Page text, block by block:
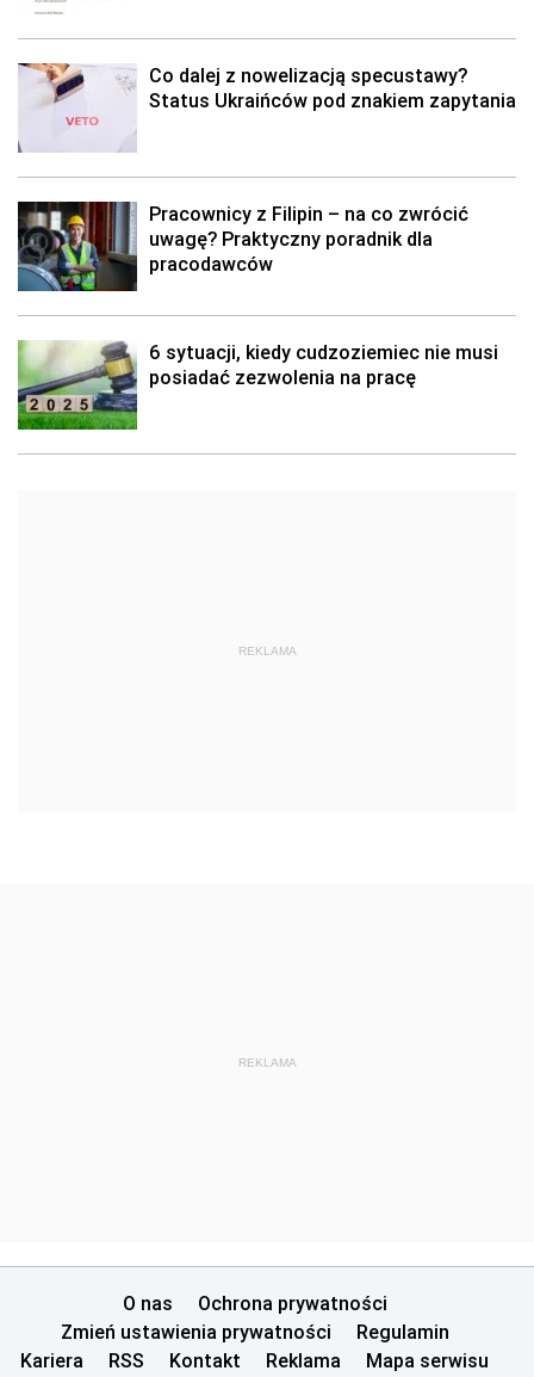
Co dalej z nowelizacją specustawy?
Status Ukraińców pod znakiem zapytania
Pracownicy z Filipin – na co zwrócić
uwagę? Praktyczny poradnik dla
pracodawców
6 sytuacji, kiedy cudzoziemiec nie musi
posiadać zezwolenia na pracę
REKLAMA
REKLAMA
O nas
Ochrona prywatności
Zmień ustawienia prywatności
Regulamin
Kariera
RSS Kontakt Reklama Mapa serwisu